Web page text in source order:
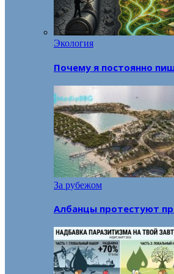
Экология
Почему я постоянно
За рубежом
Албанцы протестуют